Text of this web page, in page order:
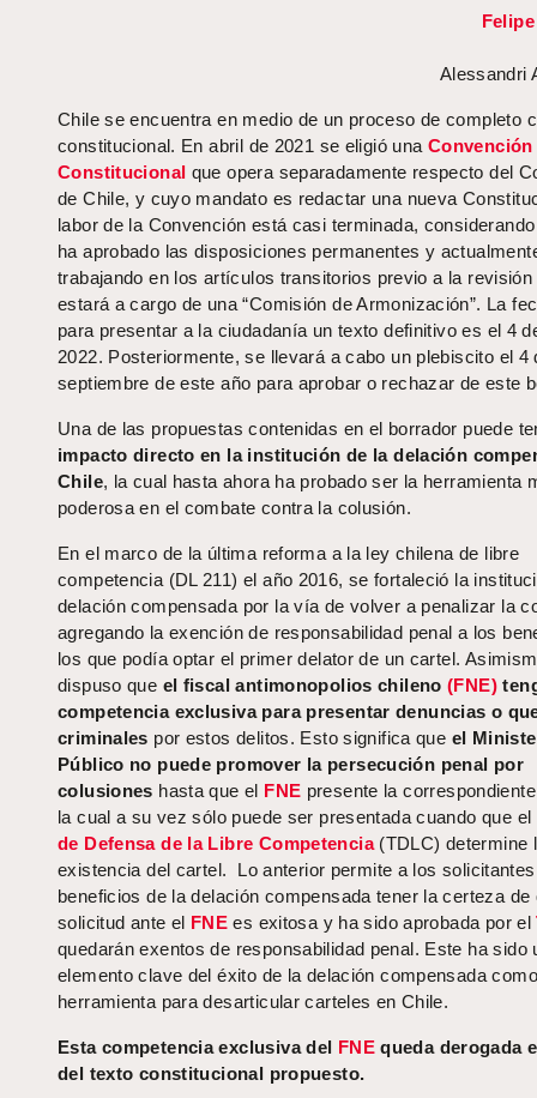
Alessandri
Chile se encuentra en medio de un proceso de completo
constitucional. En abril de 2021 se eligió una Convención
Constitucional que opera separadamente respecto del
de Chile, y cuyo mandato es redactar una nueva
labor de la Convención está casi terminada,
ha aprobado las disposiciones permanentes y
trabajando en los artículos transitorios previo a la revisión
estará a cargo de una “Comisión de Armonización”. La
para presentar a la ciudadanía un texto definitivo es el 4
2022. Posteriormente, se llevará a cabo un plebiscito el 4
septiembre de este año para aprobar o rechazar de este
Una de las propuestas contenidas en el borrador puede
impacto directo en la institución de la delación
Chile, la cual hasta ahora ha probado ser la herramienta
poderosa en el combate contra la colusión.
En el marco de la última reforma a la ley chilena de libre
competencia (DL 211) el año 2016, se fortaleció la
delación compensada por la vía de volver a penalizar la
agregando la exención de responsabilidad penal a los
los que podía optar el primer delator de un cartel.
dispuso que el fiscal antimonopolios chileno(FNE)
competencia exclusiva para presentar denuncias o
criminales por estos delitos. Esto significa que el
Público no puede promover la persecución penal por
colusiones hasta que el FNE presente la
la cual a su vez sólo puede ser presentada cuando que el
de Defensa de la Libre Competencia(TDLC) determine
existencia del cartel. Lo anterior permite a los
beneficios de la delación compensada tener la certeza de
solicitud ante el FNEes exitosa y ha sido aprobada por el
quedarán exentos de responsabilidad penal. Este ha sido
elemento clave del éxito de la delación compensada como
herramienta para desarticular carteles en Chile.
Esta competencia exclusiva del FNEqueda derogada
del texto constitucional propuesto.